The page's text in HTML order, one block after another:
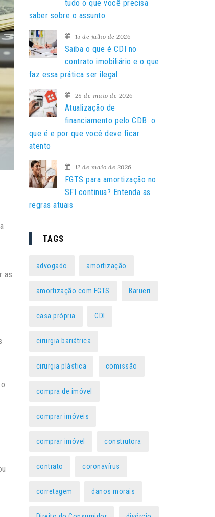
as
r
o
r
tudo o que você precisa
saber sobre o assunto
15 de julho de 2026
Saiba o que é CDI no
contrato imobiliário e o que
faz essa prática ser ilegal
28 de maio de 2026
Atualização de
financiamento pelo CDB: o
que é e por que você deve ficar
atento
12 de maio de 2026
FGTS para amortização no
SFI continua? Entenda as
regras atuais
TAGS
advogado amortização
amortização com FGTS Barueri
casa própria CDI
cirurgia bariátrica
cirurgia plástica comissão
compra de imóvel
comprar imóveis
comprar imóvel construtora
contrato coronavírus
corretagem danos morais